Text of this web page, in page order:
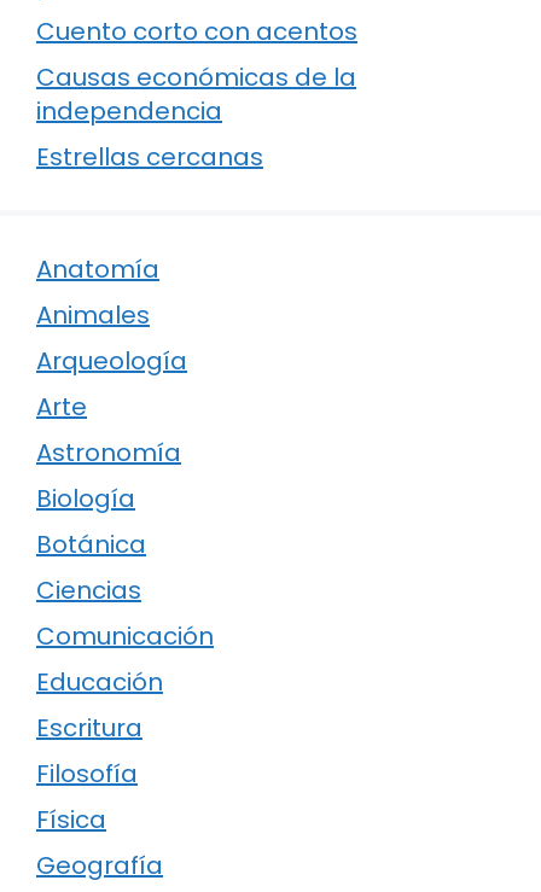
Cuento corto con acentos
Causas económicas de la
independencia
Estrellas cercanas
Anatomía
Animales
Arqueología
Arte
Astronomía
Biología
Botánica
Ciencias
Comunicación
Educación
Escritura
Filosofía
Física
Geografía